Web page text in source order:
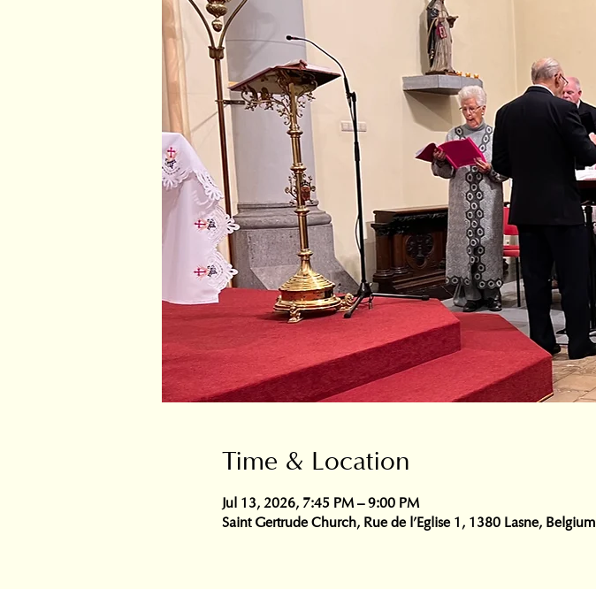
Time & Location
Jul 13, 2026, 7:45 PM – 9:00 PM
Saint Gertrude Church, Rue de l'Eglise 1, 1380 Lasne, Belgium